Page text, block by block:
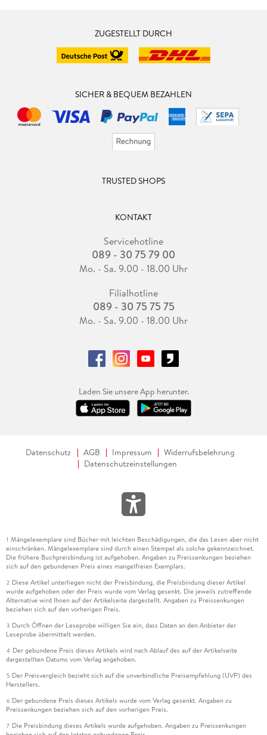
ZUGESTELLT DURCH
SICHER & BEQUEM BEZAHLEN
TRUSTED SHOPS
KONTAKT
Servicehotline
089 - 30 75 79 00
Mo. - Sa. 9.00 - 18.00 Uhr
Filialhotline
089 - 30 75 75 75
Mo. - Sa. 9.00 - 18.00 Uhr
Laden Sie unsere App herunter.
Datenschutz AGB Impressum
Widerrufsbelehrung
Datenschutzeinstellungen
1 Mängelexemplare sind Bücher mit leichten Beschädigungen, die das Lesen aber nicht
einschränken. Mängelexemplare sind durch einen Stempel als solche gekennzeichnet.
Die frühere Buchpreisbindung ist aufgehoben. Angaben zu Preissenkungen beziehen
sich auf den gebundenen Preis eines mangelfreien Exemplars.
2 Diese Artikel unterliegen nicht der Preisbindung, die Preisbindung dieser Artikel
wurde aufgehoben oder der Preis wurde vom Verlag gesenkt. Die jeweils zutreffende
Alternative wird Ihnen auf der Artikelseite dargestellt. Angaben zu Preissenkungen
beziehen sich auf den vorherigen Preis.
3 Durch Öffnen der Leseprobe willigen Sie ein, dass Daten an den Anbieter der
Leseprobe übermittelt werden.
4 Der gebundene Preis dieses Artikels wird nach Ablauf des auf der Artikelseite
dargestellten Datums vom Verlag angehoben.
5 Der Preisvergleich bezieht sich auf die unverbindliche Preisempfehlung (UVP) des
Herstellers.
6 Der gebundene Preis dieses Artikels wurde vom Verlag gesenkt. Angaben zu
Preissenkungen beziehen sich auf den vorherigen Preis.
7 Die Preisbindung dieses Artikels wurde aufgehoben. Angaben zu Preissenkungen